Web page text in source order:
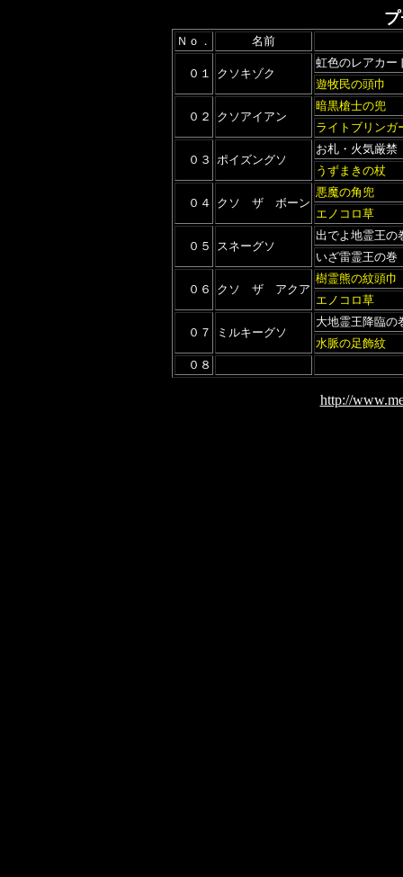
Ｎｏ． 名前
０１ クソキゾク
虹色のレアカー
遊牧民の頭巾
０２ クソアイアン
暗黒槍士の兜
ライトブリンガ
０３ ポイズングソ
お札・火気厳禁
うずまきの杖
０４ クソ ザ ボーン
悪魔の角兜
エノコロ草
０５ スネーグソ
出でよ地霊王の
いざ雷霊王の巻
０６ クソ ザ アクア
樹霊熊の紋頭巾
エノコロ草
０７ ミルキーグソ
大地霊王降臨の
水脈の足飾紋
０８
http://